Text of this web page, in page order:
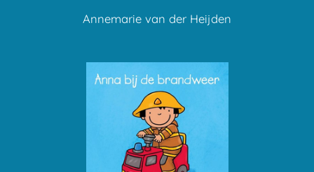
Annemarie van der Heijden